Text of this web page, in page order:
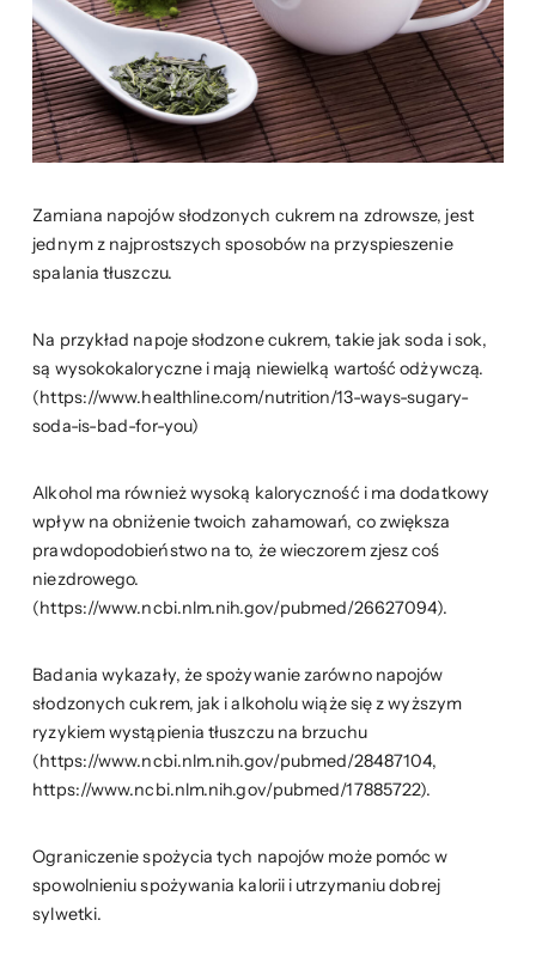
Zamiana napojów słodzonych cukrem na zdrowsze, jest
jednym z najprostszych sposobów na przyspieszenie
spalania tłuszczu.
Na przykład napoje słodzone cukrem, takie jak soda i sok,
są wysokokaloryczne i mają niewielką wartość odżywczą.
(https://www.healthline.com/nutrition/13-ways-sugary-
soda-is-bad-for-you)
Alkohol ma również wysoką kaloryczność i ma dodatkowy
wpływ na obniżenie twoich zahamowań, co zwiększa
prawdopodobieństwo na to, że wieczorem zjesz coś
niezdrowego.
(https://www.ncbi.nlm.nih.gov/pubmed/26627094).
Badania wykazały, że spożywanie zarówno napojów
słodzonych cukrem, jak i alkoholu wiąże się z wyższym
ryzykiem wystąpienia tłuszczu na brzuchu
(https://www.ncbi.nlm.nih.gov/pubmed/28487104,
https://www.ncbi.nlm.nih.gov/pubmed/17885722).
Ograniczenie spożycia tych napojów może pomóc w
spowolnieniu spożywania kalorii i utrzymaniu dobrej
sylwetki.